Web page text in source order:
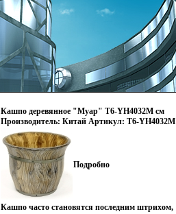
Кашпо деревянное "Муар" T6-YН4032М см
Производитель: Китай Артикул: T6-YН4032М
инфо 658p.
Подробно
Кашпо часто становятся последним штрихом,